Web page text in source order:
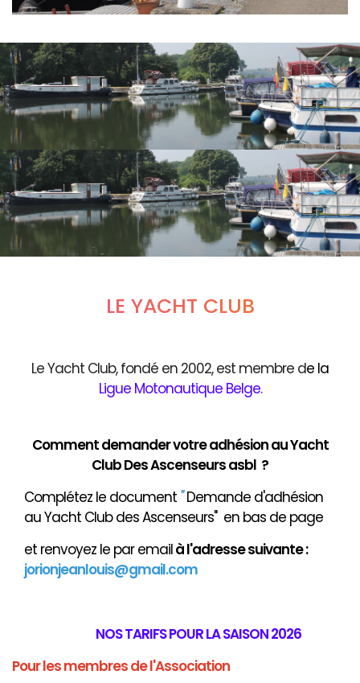
LE YACHT CLUB
Le Yacht Club, fondé en 2002, est membre de la
Ligue Motonautique Belge.
Comment demander votre adhésion au Yacht
Club Des Ascenseurs asbl ?
Complétez le document "Demande d'adhésion
au Yacht Club des Ascenseurs" en bas de page
et renvoyez le par emailàl'adresse suivante :
jorionjeanlouis@gmail.com
NOS TARIFS POUR LA SAISON 2026
Pour les membres de l'Association